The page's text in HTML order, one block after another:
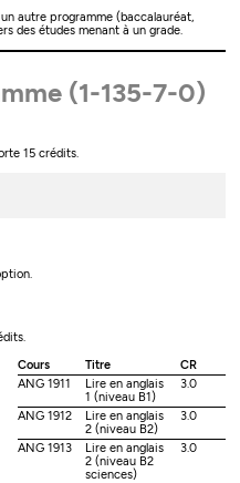
autre programme (baccalauréat,
des études menant à un grade.
(1-135-7-0)
15 crédits.
Cours Titre
CR
ANG 1911
Lire en anglais
1 (niveau B1)
3.0
ANG 1912
Lire en anglais
2 (niveau B2)
3.0
ANG 1913
Lire en anglais
2 (niveau B2
sciences)
3.0